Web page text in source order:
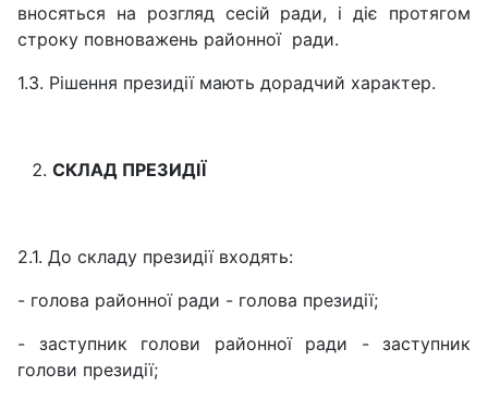
вносяться на розгляд сесій ради, і діє протягом
строку повноважень районної ради.
1.3. Рішення президії мають дорадчий характер.
СКЛАД ПРЕЗИДІЇ
2.1. До складу президії входять:
- голова районної ради - голова президії;
- заступник голови районної ради - заступник
голови президії;